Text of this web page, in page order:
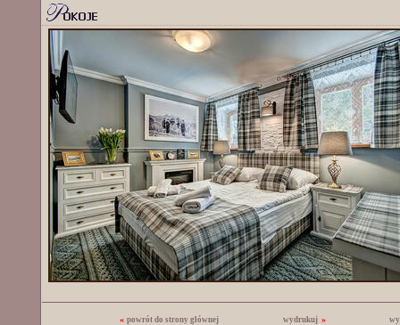
« powrót do strony głównej wydrukuj »